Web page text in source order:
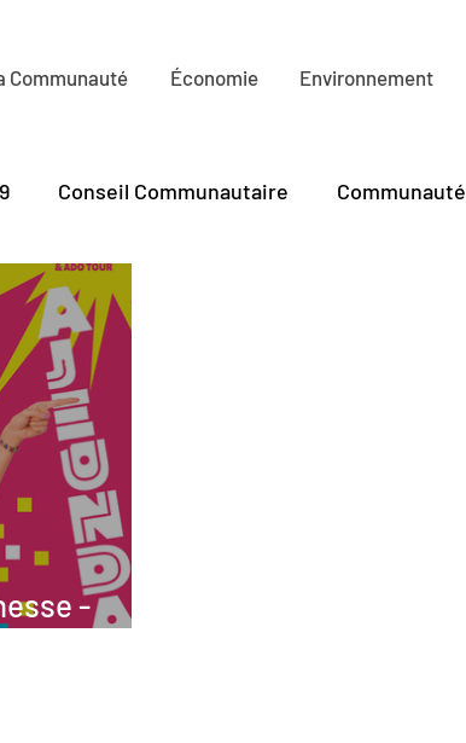
Communauté Économie Environnement
Conseil Communautaire Communauté
Petite Enfance
-